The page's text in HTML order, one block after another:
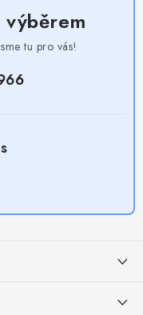
výběrem
tu pro vás!